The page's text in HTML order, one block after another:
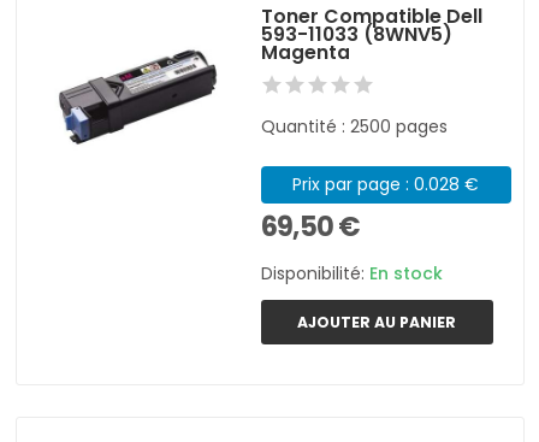
Toner Compatible Dell
593-11033 (8WNV5)
Magenta
Quantité : 2500 pages
Prix par page : 0.028 €
69,50 €
Disponibilité: En stock
AJOUTER AU PANIER